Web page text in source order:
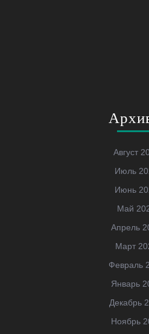
Август
Июль
Июнь
Май
Апрель
Март
Февраль
Январь
Декабрь
Ноябрь